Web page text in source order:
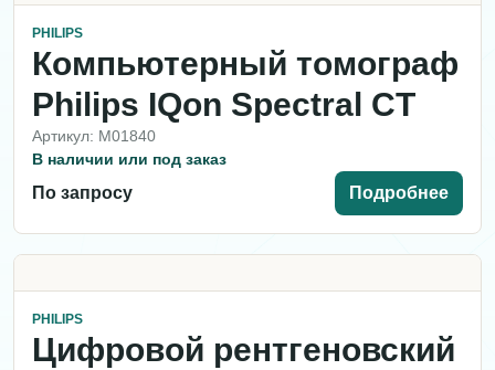
PHILIPS
Компьютерный томограф
Philips IQon Spectral CT
Артикул: M01840
В наличии или под заказ
По запросу Подробнее
PHILIPS
Цифровой рентгеновский